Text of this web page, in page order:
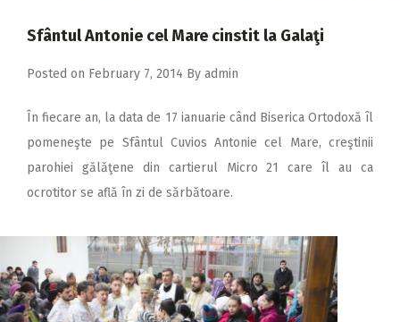
2017
2016
2015
2014
2013
2011
2010
2009
Sfântul Antonie cel Mare cinstit la Galaţi
Posted on February 7, 2014 By admin
În fiecare an, la data de 17 ianuarie când Biserica Ortodoxă îl
pomeneşte pe Sfântul Cuvios Antonie cel Mare, creştinii
parohiei gălăţene din cartierul Micro 21 care îl au ca
ocrotitor se află în zi de sărbătoare.